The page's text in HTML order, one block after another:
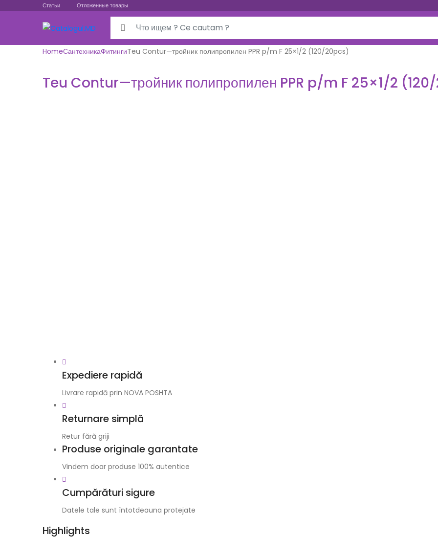
Статьи Отложенные товары
Search for:
HomeСантехникаФитингиTeu Contur—тройник полипропилен PPR p/m F 25×1/2 (120/20pcs)
Teu Contur—тройник полипропилен PPR p/m F 25×1/2
Expediere rapidă
Livrare rapidă prin NOVA POSHTA
Returnare simplă
Retur fără griji
Produse originale garantate
Vindem doar produse 100% autentice
Cumpărături sigure
Datele tale sunt întotdeauna protejate
Highlights